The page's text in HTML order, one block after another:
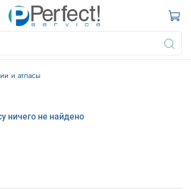
и атласы
ничего не найдено